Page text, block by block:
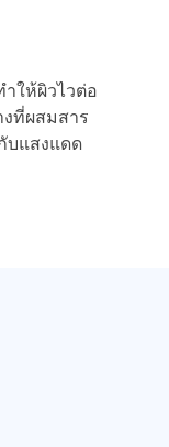
ให้ผิวไวต่อ
ที่ผสมสาร
บแสงแดด